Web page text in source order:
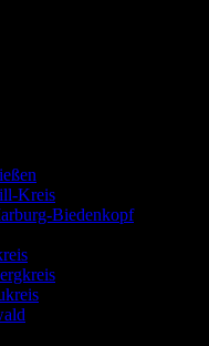
Kreis
Biedenkopf